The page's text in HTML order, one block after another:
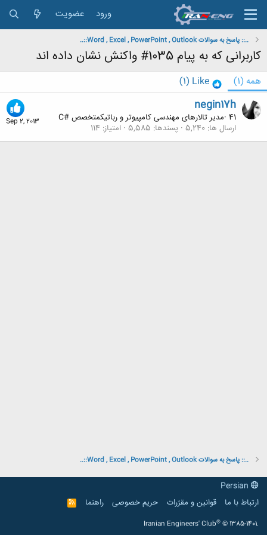
ورود عضویت
..:: پاسخ به سوالات Word , Excel , PowerPoint , Outlook::..
کاربرانی که به پیام 1035# واکنش نشان داده اند
همه (1)
Like
(1)
Sep 2, 2013
negin17h
مدیر تالارهای مهندسی کامپیوتر و رباتیکمتخصص #C· 41
ارسال ها 5,240 پسندها 5,585 امتیاز 114
..:: پاسخ به سوالات Word , Excel , PowerPoint , Outlook::..
ارتباط با ما
قوانین و مقرّرات حریم خصوصی راهنما
R
S
Iranian Engineers' Club® © 1385-1401.